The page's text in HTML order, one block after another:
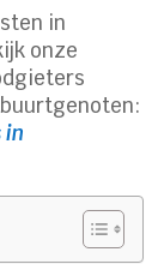
in
onze
in